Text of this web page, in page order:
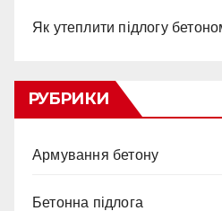
Як утеплити підлогу
РУБРИКИ
Армування бетону
Бетонна підлога